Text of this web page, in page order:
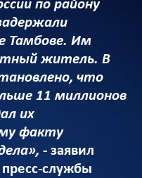
по району
Тамбове. Им
житель. В
что
11 миллионов
их
факту
- заявил
пресс-службы